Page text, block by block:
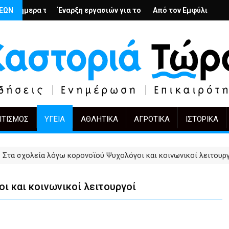
υπερβολή
Αρμένιους; – Ο Άρμιν Βέγκνερ απέναντι στη λήθη
Έναρξη εργασιών για το Κέντρο Ημέρας Ολικής Φροντίδας
Από τον Εμφύλιο στην Πόλωση: το
KIFF
ΥΓΕΊΑ ΑΘΛΗΤΙΚΆ ΑΓΡΟΤΙΚΆ ΙΣΤΟΡΙΚΆ
Στα σχολεία λόγω κορονοϊού Ψυχολόγοι και κοινωνικοί
κοινωνικοί λειτουργοί